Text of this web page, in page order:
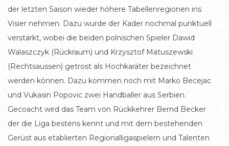
der letzten Saison wieder höhere Tabellenregionen ins
Visier nehmen. Dazu wurde der Kader nochmal punktuell
verstärkt, wobei die beiden polnischen Spieler Dawid
Walaszczyk (Rückraum) und Krzysztof Matuszewski
(Rechtsaussen) getrost als Hochkaräter bezeichnet
werden können. Dazu kommen noch mit Marko Becejac
und Vukasin Popovic zwei Handballer aus Serbien.
Gecoacht wird das Team von Rückkehrer Bernd Becker
der die Liga bestens kennt und mit dem bestehenden
Gerüst aus etablierten Regionalligaspielern und Talenten